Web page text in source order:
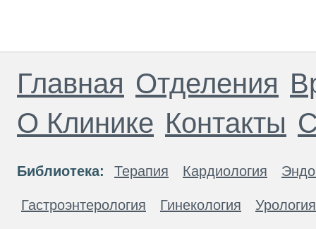
Главная Отделения
О Клинике Контакты
Библиотека: Терапия Кардиология
Гастроэнтерология Гинекология Урология